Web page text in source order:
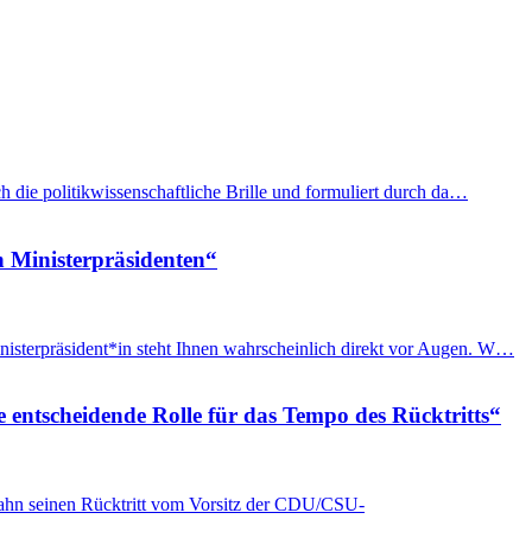
die politikwissenschaftliche Brille und formuliert durch da…
steht Ihnen wahrscheinlich direkt vor Augen. W…
Rolle für das Tempo des Rücktritts“
seinen Rücktritt vom Vorsitz der CDU/CSU-